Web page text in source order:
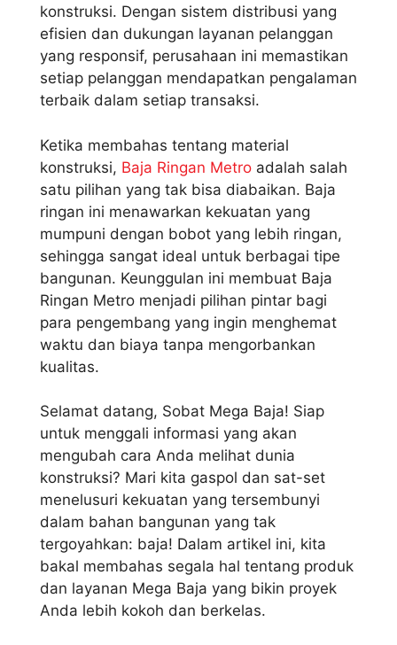
konstruksi. Dengan sistem distribusi yang
efisien dan dukungan layanan pelanggan
yang responsif, perusahaan ini memastikan
setiap pelanggan mendapatkan pengalaman
terbaik dalam setiap transaksi.
Ketika membahas tentang material
konstruksi, Baja Ringan Metro adalah salah
satu pilihan yang tak bisa diabaikan. Baja
ringan ini menawarkan kekuatan yang
mumpuni dengan bobot yang lebih ringan,
sehingga sangat ideal untuk berbagai tipe
bangunan. Keunggulan ini membuat Baja
Ringan Metro menjadi pilihan pintar bagi
para pengembang yang ingin menghemat
waktu dan biaya tanpa mengorbankan
kualitas.
Selamat datang, Sobat Mega Baja! Siap
untuk menggali informasi yang akan
mengubah cara Anda melihat dunia
konstruksi? Mari kita gaspol dan sat-set
menelusuri kekuatan yang tersembunyi
dalam bahan bangunan yang tak
tergoyahkan: baja! Dalam artikel ini, kita
bakal membahas segala hal tentang produk
dan layanan Mega Baja yang bikin proyek
Anda lebih kokoh dan berkelas.